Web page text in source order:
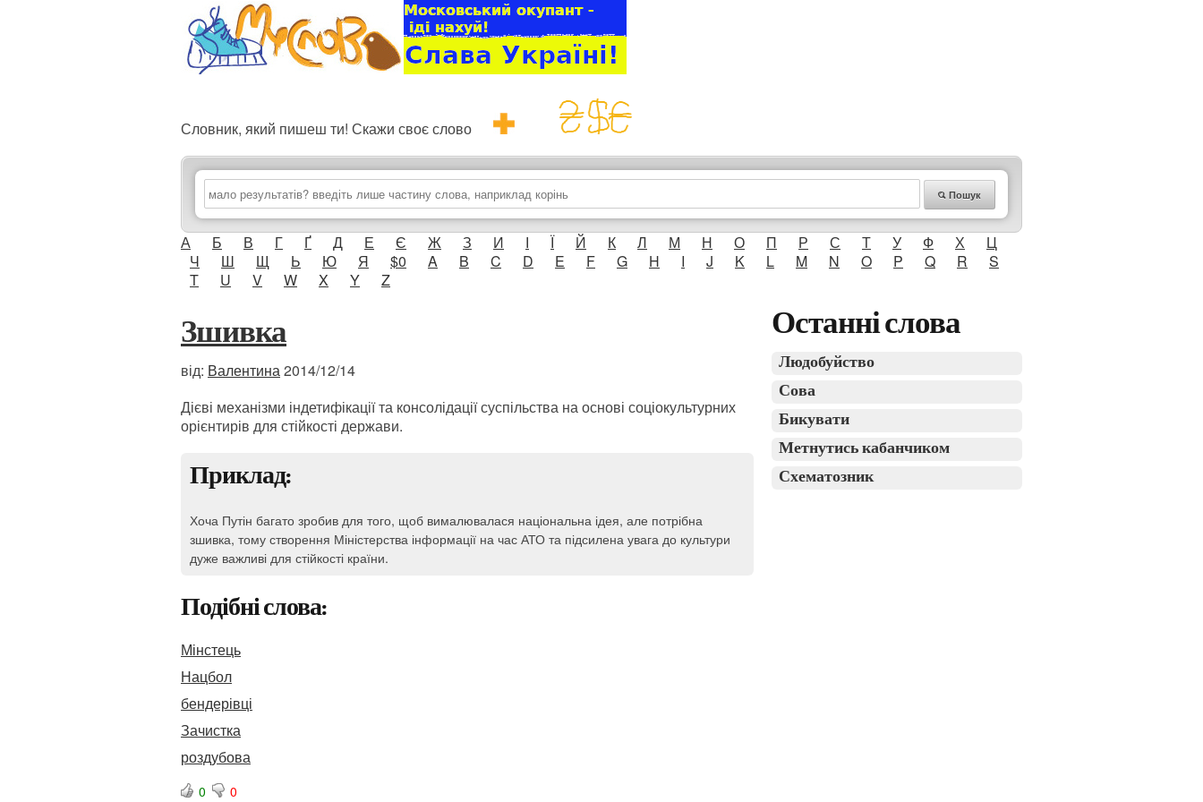
Словник, який пишеш ти! Скажи своє слово
Пошук
А Б В Г Ґ Д Е Є Ж З И І Ї Й К Л М Н О П Р С Т У Ф Х
Ц
Ч
Ш Щ Ь Ю Я $0 A B C D E F G H I J K L M N O P Q R
S
T
U V W X Y Z
Зшивка
від: Валентина2014/12/14
Дієві механізми індетифікації та консолідації суспільства на основі соціокультурних
орієнтирів для стійкості держави.
Приклад:
Хоча Путін багато зробив для того, щоб вималювалася національна ідея, але потрібна
зшивка, тому створення Міністерства інформації на час АТО та підсилена увага до культури
дуже важливі для стійкості країни.
Подібні слова:
Мінстець
Нацбол
бендерівці
Зачистка
роздубова
0 0
Останні слова
Людобуйство
Сова
Бикувати
Метнутись кабанчиком
Схематозник